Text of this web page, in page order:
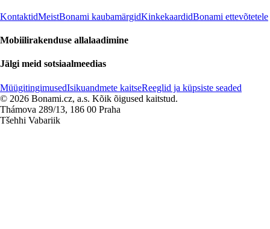
KontaktidMeistBonami kaubamärgidKinkekaardidBonami ettevõtetele
Mobiilirakenduse allalaadimine
Jälgi meid sotsiaalmeedias
MüügitingimusedIsikuandmete kaitseReeglid ja küpsiste seaded
© 2026 Bonami.cz, a.s. Kõik õigused kaitstud.
Thámova 289/13, 186 00 Praha
Tšehhi Vabariik